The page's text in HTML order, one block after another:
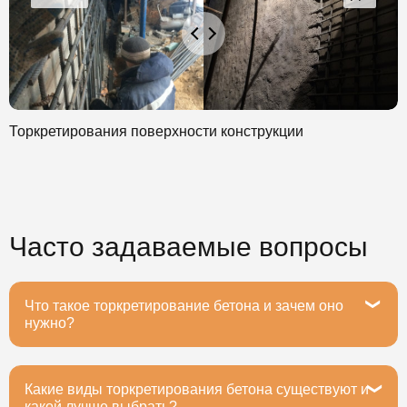
Торкретирования поверхности конструкции
Часто задаваемые вопросы
Что такое торкретирование бетона и зачем оно
нужно?
Торкретирование бетона — это метод нанесения
Какие виды торкретирования бетона существуют и